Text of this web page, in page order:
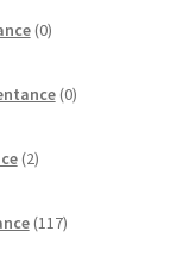
0izdelkov
0izdelkov
2izdelka
117izdelkov